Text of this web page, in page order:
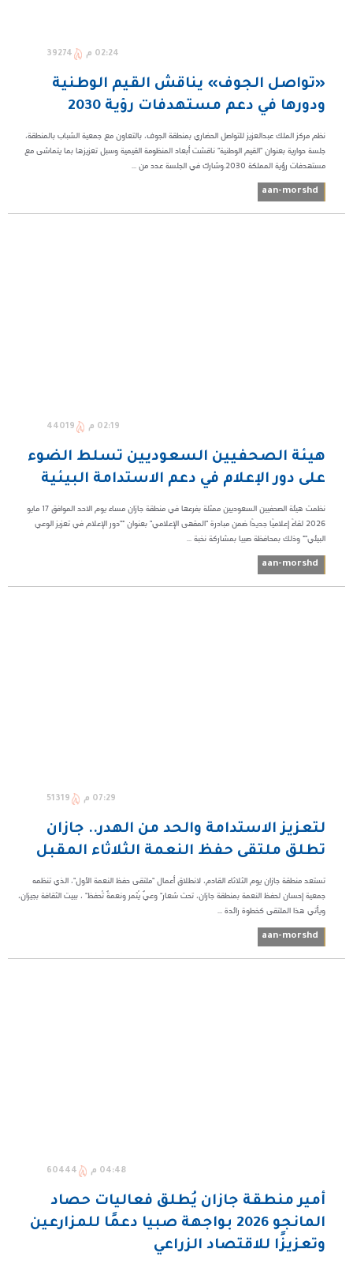
02:24 م 39274
«تواصل الجوف» يناقش القيم الوطنية
ودورها في دعم مستهدفات رؤية 2030
نظم مركز الملك عبدالعزيز للتواصل الحضاري بمنطقة الجوف، بالتعاون مع جمعية الشباب بالمنطقة،
جلسة حوارية بعنوان "القيم الوطنية" ناقشت أبعاد المنظومة القيمية وسبل تعزيزها بما يتماشى مع
مستهدفات رؤية المملكة 2030.وشارك في الجلسة عدد من ...
aan-morshd
02:19 م 44019
هيئة الصحفيين السعوديين تسلط الضوء
على دور الإعلام في دعم الاستدامة البيئية
نظمت هيئة الصحفيين السعوديين ممثلة بفرعها في منطقة جازان مساء يوم الاحد الموافق ١٧ مايو
٢٠٢٦ لقاءً إعلاميًا جديدًا ضمن مبادرة "المقهى الإعلامي" بعنوان *"دور الإعلام في تعزيز الوعي
البيئي"* وذلك بمحافظة صبيا بمشاركة نخبة ...
aan-morshd
07:29 م 51319
لتعزيز الاستدامة والحد من الهدر.. جازان
تطلق ملتقى حفظ النعمة الثلاثاء المقبل
تستعد منطقة جازان يوم الثلاثاء القادم، لانطلاق أعمال "ملتقى حفظ النعمة الأول"، الذي تنظمه
جمعية إحسان لحفظ النعمة بمنطقة جازان، تحت شعار" وعيٌ يُثمر ونعمةٌ تُحفظ" ، ببيت الثقافة بجيزان،
ويأتي هذا الملتقى كخطوة رائدة ...
aan-morshd
04:48 م 60444
أمير منطقة جازان يُطلق فعاليات حصاد
المانجو 2026 بواجهة صبيا دعمًا للمزارعين
وتعزيزًا للاقتصاد الزراعي